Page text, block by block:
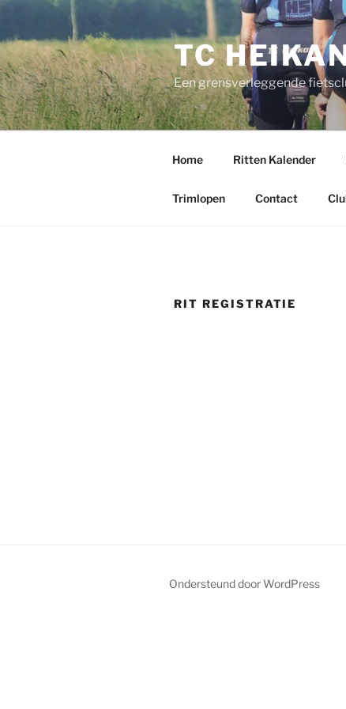
Ga
de
inhoud
TC
Een grensverleggende
Home Ritten Kalender
Trimlopen Contact
RIT REGISTRATIE
Ondersteund door WordPress